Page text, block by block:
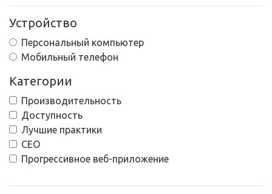
Устройство
Персональный компьютер
Мобильный телефон
Категории
Производительность
Доступность
Лучшие практики
СЕО
Прогрессивное веб-приложение